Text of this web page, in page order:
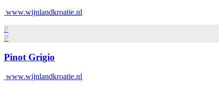
www.wijnlandkroatie.nl
P
P
Pinot Grigio
www.wijnlandkroatie.nl